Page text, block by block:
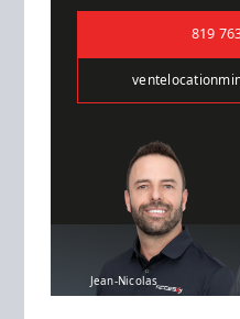
819
Jean-Nicolas